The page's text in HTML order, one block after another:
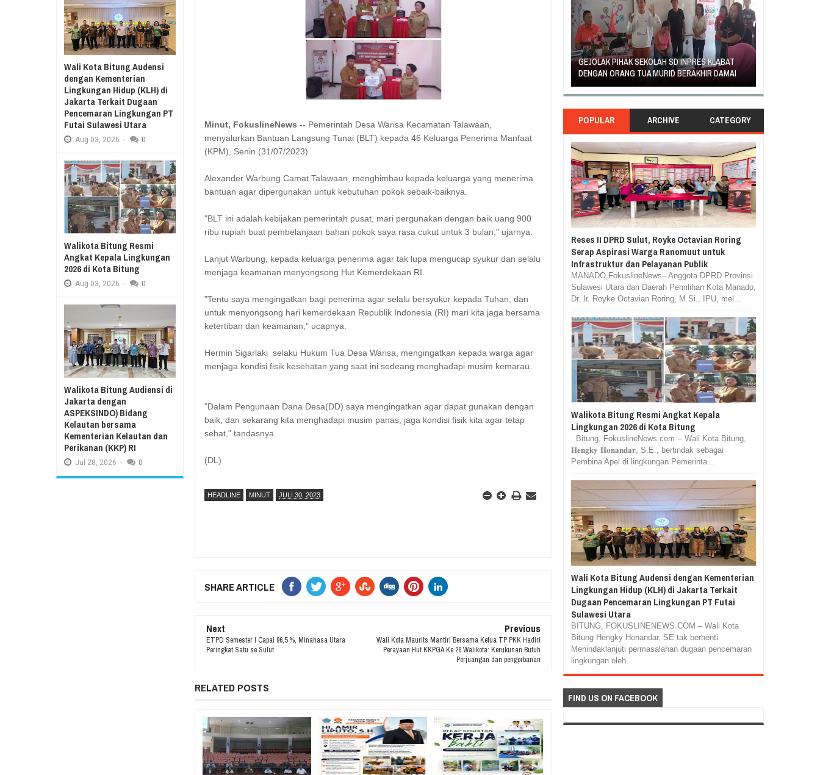
Aug
RESES II 2026, EUGENIE MANTIRI SERAP ASPIRASI WARGA MANEMBO-NEMBO
Aug
Minut, FokuslineNews -- Pemerintah Desa Warisa Kecamatan Talawaan,
menyalurkan Bantuan Langsung Tunai (BLT) kepada 46 Keluarga Penerima Manfaat
(KPM), Senin (31/07/2023).
Alexander Warbung Camat Talawaan, menghimbau kepada keluarga yang menerima
bantuan agar dipergunakan untuk kebutuhan pokok sebaik-baiknya.
"BLT ini adalah kebijakan pemerintah pusat, mari pergunakan dengan baik uang 900
ribu rupiah buat pembelanjaan bahan pokok saya rasa cukut untuk 3 bulan," ujarnya.
Lanjut Warbung, kepada keluarga penerima agar tak lupa mengucap syukur dan selalu
menjaga keamanan menyongsong Hut Kemerdekaan RI.
"Tentu saya mengingatkan bagi penerima agar selalu bersyukur kepada Tuhan, dan
untuk menyongsong hari kemerdekaan Republik Indonesia (RI) mari kita jaga bersama
ketertiban dan keamanan," ucapnya.
Hermin Sigarlaki selaku Hukum Tua Desa Warisa, mengingatkan kepada warga agar
menjaga kondisi fisik kesehatan yang saat ini sedeang menghadapi musim kemarau.
"Dalam Pengunaan Dana Desa(DD) saya mengingatkan agar dapat gunakan dengan
baik, dan sekarang kita menghadapi musim panas, jaga kondisi fisik kita agar tetap
sehat," tandasnya.
(DL)
HEADLINE MINUT JULI 30, 2023
SHARE ARTICLE
Next
ETPD Semester I Capai 96,5 %, Minahasa Utara
Peringkat Satu se Sulut
Previous
Wali Kota Maurits Mantiri Bersama Ketua TP PKK Hadiri
Perayaan Hut KKPGA Ke 26 Walikota: Kerukunan Butuh
Perjuangan dan pengorbanan
RELATED POSTS
Wali Kota Bitung Audensi
dengan Kementerian
Lingkungan Hidup (KLH) di
Jakarta Terkait Dugaan
Pencemaran Lingkungan PT
Futai Sulawesi Utara
Aug 03, 2026 - 0
Walikota Bitung Resmi
Angkat Kepala Lingkungan
2026 di Kota Bitung
Aug 03, 2026 - 0
Walikota Bitung Audiensi di
Jakarta dengan
ASPEKSINDO) Bidang
Kelautan bersama
Kementerian Kelautan dan
Perikanan (KKP) RI
Jul 28, 2026 - 0
SAMBUT HUT KE-78 TAHUN RI, SD GMIM 5
MANADO GELAR JALAN SEHAT PROGRAM
KURIKULUM MERDEKA BELAJAR
SDN 10 TUBABA GELAR KEGIATAN PENGUATAN
PILAR PANCASILA
GEJOLAK PIHAK SEKOLAH SD INPRES KLABAT
DENGAN ORANG TUA MURID BERAKHIR DAMAI
POPULAR ARCHIVE CATEGORY
Reses II DPRD Sulut, Royke Octavian Roring
Serap Aspirasi Warga Ranomuut untuk
Infrastruktur dan Pelayanan Publik
MANADO,FokuslineNews– Anggota DPRD Provinsi
Sulawesi Utara dari Daerah Pemilihan Kota Manado,
Dr. Ir. Royke Octavian Roring, M.Si., IPU, mel...
Walikota Bitung Resmi Angkat Kepala
Lingkungan 2026 di Kota Bitung
Bitung, FokuslineNews.com -- Wali Kota Bitung,
𝐇𝐞𝐧𝐠𝐤𝐲 𝐇𝐨𝐧𝐚𝐧𝐝𝐚𝐫, S.E., bertindak sebagai
Pembina Apel di lingkungan Pemerinta...
Wali Kota Bitung Audensi dengan Kementerian
Lingkungan Hidup (KLH) di Jakarta Terkait
Dugaan Pencemaran Lingkungan PT Futai
Sulawesi Utara
BITUNG, FOKUSLINENEWS.COM – Wali Kota
Bitung Hengky Honandar, SE tak berhenti
Menindaklanjuti permasalahan dugaan pencemaran
lingkungan oleh...
FIND US ON FACEBOOK